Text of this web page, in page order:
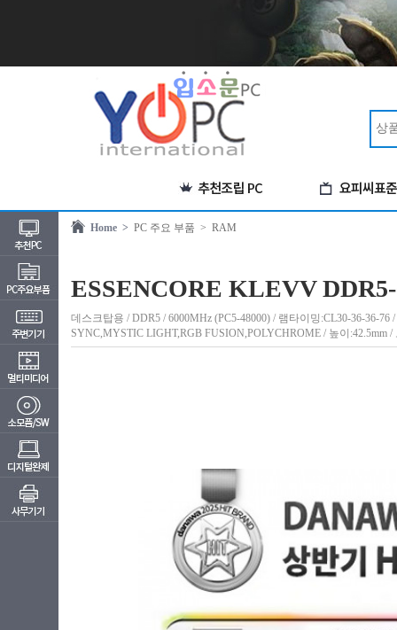
Home > PC 주요 부품 > RAM
ESSENCORE KLEVV
데스크탑용 / DDR5 / 6000MHz (PC5-48000) / 램타이밍:CL30-36-36-
SYNC,MYSTIC LIGHT,RGB FUSION,POLYCHROME / 높이:42.5mm